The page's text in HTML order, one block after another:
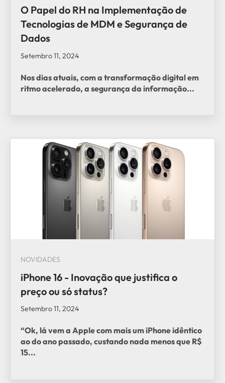
O Papel do RH na Implementação de
Tecnologias de MDM e Segurança de
Dados
Setembro 11, 2024
Nos dias atuais, com a transformação digital em
ritmo acelerado, a segurança da informação...
NOVIDADES
iPhone 16 - Inovação que justifica o
preço ou só status?
Setembro 11, 2024
“Ok, lá vem a Apple com mais um iPhone idêntico
ao do ano passado, custando nada menos que R$
15...